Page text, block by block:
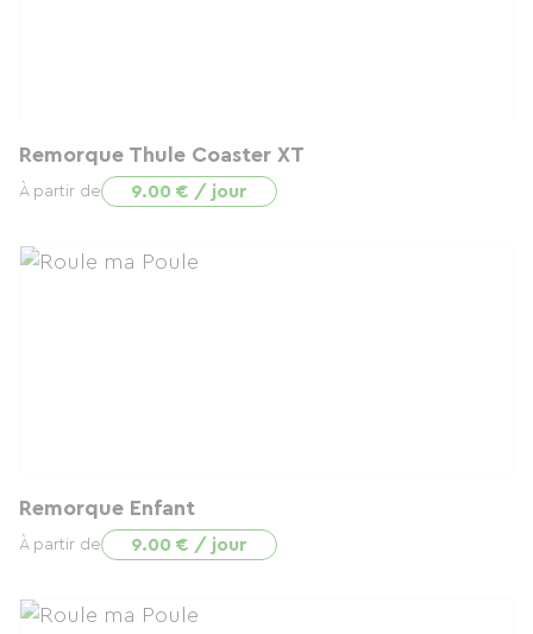
Remorque Thule Coaster XT
À partir de 9.00 € / jour
Remorque Enfant
À partir de 9.00 € / jour